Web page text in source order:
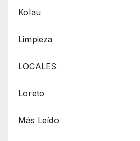
Kolau
Limpieza
LOCALES
Loreto
Más Leído